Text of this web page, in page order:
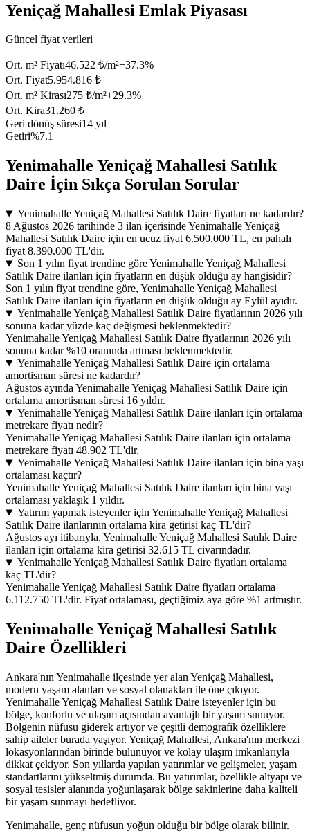
Yeniçağ Mahallesi Emlak Piyasası
Güncel fiyat verileri
Ort. m² Fiyatı46.522 ₺/m²+37.3%
Ort. Fiyat5.954.816 ₺
Ort. m² Kirası275 ₺/m²+29.3%
Ort. Kira31.260 ₺
Geri dönüş süresi14 yıl
Getiri%7.1
Yenimahalle Yeniçağ Mahallesi Satılık
Daire İçin Sıkça Sorulan Sorular
Yenimahalle Yeniçağ Mahallesi Satılık Daire fiyatları ne kadardır?
8 Ağustos 2026 tarihinde 3 ilan içerisinde Yenimahalle Yeniçağ
Mahallesi Satılık Daire için en ucuz fiyat 6.500.000 TL, en pahalı
fiyat 8.390.000 TL'dir.
Son 1 yılın fiyat trendine göre Yenimahalle Yeniçağ Mahallesi
Satılık Daire ilanları için fiyatların en düşük olduğu ay hangisidir?
Son 1 yılın fiyat trendine göre, Yenimahalle Yeniçağ Mahallesi
Satılık Daire ilanları için fiyatların en düşük olduğu ay Eylül ayıdır.
Yenimahalle Yeniçağ Mahallesi Satılık Daire fiyatlarının 2026 yılı
sonuna kadar yüzde kaç değişmesi beklenmektedir?
Yenimahalle Yeniçağ Mahallesi Satılık Daire fiyatlarının 2026 yılı
sonuna kadar %10 oranında artması beklenmektedir.
Yenimahalle Yeniçağ Mahallesi Satılık Daire için ortalama
amortisman süresi ne kadardır?
Ağustos ayında Yenimahalle Yeniçağ Mahallesi Satılık Daire için
ortalama amortisman süresi 16 yıldır.
Yenimahalle Yeniçağ Mahallesi Satılık Daire ilanları için ortalama
metrekare fiyatı nedir?
Yenimahalle Yeniçağ Mahallesi Satılık Daire ilanları için ortalama
metrekare fiyatı 48.902 TL'dir.
Yenimahalle Yeniçağ Mahallesi Satılık Daire ilanları için bina yaşı
ortalaması kaçtır?
Yenimahalle Yeniçağ Mahallesi Satılık Daire ilanları için bina yaşı
ortalaması yaklaşık 1 yıldır.
Yatırım yapmak isteyenler için Yenimahalle Yeniçağ Mahallesi
Satılık Daire ilanlarının ortalama kira getirisi kaç TL'dir?
Ağustos ayı itibarıyla, Yenimahalle Yeniçağ Mahallesi Satılık Daire
ilanları için ortalama kira getirisi 32.615 TL civarındadır.
Yenimahalle Yeniçağ Mahallesi Satılık Daire fiyatları ortalama
kaç TL'dir?
Yenimahalle Yeniçağ Mahallesi Satılık Daire fiyatları ortalama
6.112.750 TL'dir. Fiyat ortalaması, geçtiğimiz aya göre %1 artmıştır.
Yenimahalle Yeniçağ Mahallesi Satılık
Daire Özellikleri
Ankara'nın Yenimahalle ilçesinde yer alan Yeniçağ Mahallesi,
modern yaşam alanları ve sosyal olanakları ile öne çıkıyor.
Yenimahalle Yeniçağ Mahallesi Satılık Daire isteyenler için bu
bölge, konforlu ve ulaşım açısından avantajlı bir yaşam sunuyor.
Bölgenin nüfusu giderek artıyor ve çeşitli demografik özelliklere
sahip aileler burada yaşıyor. Yeniçağ Mahallesi, Ankara'nın merkezi
lokasyonlarından birinde bulunuyor ve kolay ulaşım imkanlarıyla
dikkat çekiyor. Son yıllarda yapılan yatırımlar ve gelişmeler, yaşam
standartlarını yükseltmiş durumda. Bu yatırımlar, özellikle altyapı ve
sosyal tesisler alanında yoğunlaşarak bölge sakinlerine daha kaliteli
bir yaşam sunmayı hedefliyor.
Yenimahalle, genç nüfusun yoğun olduğu bir bölge olarak bilinir.